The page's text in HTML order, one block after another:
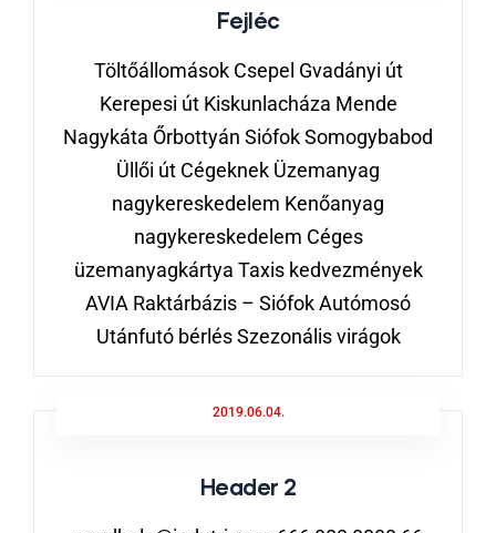
Fejléc
Töltőállomások Csepel Gvadányi út
Kerepesi út Kiskunlacháza Mende
Nagykáta Őrbottyán Siófok Somogybabod
Üllői út Cégeknek Üzemanyag
nagykereskedelem Kenőanyag
nagykereskedelem Céges
üzemanyagkártya Taxis kedvezmények
AVIA Raktárbázis – Siófok Autómosó
Utánfutó bérlés Szezonális virágok
2019.06.04.
Header 2